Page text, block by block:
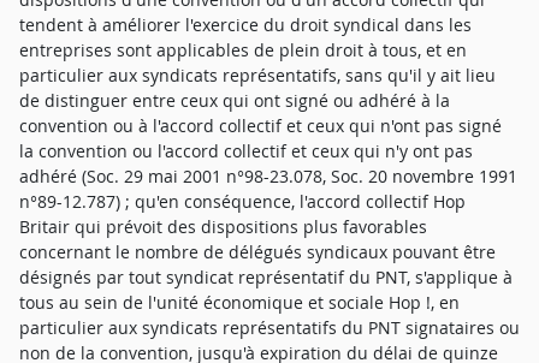
tendent à améliorer l'exercice du droit syndical dans les
entreprises sont applicables de plein droit à tous, et en
particulier aux syndicats représentatifs, sans qu'il y ait lieu
de distinguer entre ceux qui ont signé ou adhéré à la
convention ou à l'accord collectif et ceux qui n'ont pas signé
la convention ou l'accord collectif et ceux qui n'y ont pas
adhéré (Soc. 29 mai 2001 n°98-23.078, Soc. 20 novembre 1991
n°89-12.787) ; qu'en conséquence, l'accord collectif Hop
Britair qui prévoit des dispositions plus favorables
concernant le nombre de délégués syndicaux pouvant être
désignés par tout syndicat représentatif du PNT, s'applique à
tous au sein de l'unité économique et sociale Hop !, en
particulier aux syndicats représentatifs du PNT signataires ou
non de la convention, jusqu'à expiration du délai de quinze